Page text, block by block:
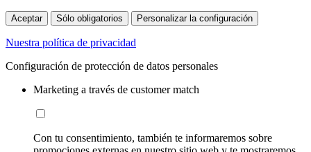
Aceptar Sólo obligatorios Personalizar la configuración
Nuestra política de privacidad
Configuración de protección de datos personales
Marketing a través de customer match
Con tu consentimiento, también te informaremos sobre